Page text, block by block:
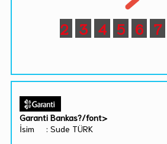
2 3 4 5 6 7
Garanti Bankas?/font>
İsim : Sude TÜRK